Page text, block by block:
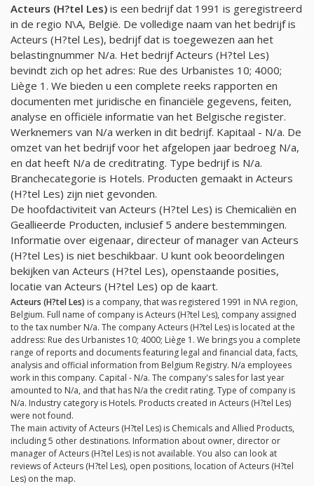
Acteurs (H?tel Les) is een bedrijf dat 1991 is geregistreerd
in de regio N\A, België. De volledige naam van het bedrijf is
Acteurs (H?tel Les), bedrijf dat is toegewezen aan het
belastingnummer N/a. Het bedrijf Acteurs (H?tel Les)
bevindt zich op het adres: Rue des Urbanistes 10; 4000;
Liège 1. We bieden u een complete reeks rapporten en
documenten met juridische en financiële gegevens, feiten,
analyse en officiële informatie van het Belgische register.
Werknemers van N/a werken in dit bedrijf. Kapitaal - N/a. De
omzet van het bedrijf voor het afgelopen jaar bedroeg N/a,
en dat heeft N/a de creditrating. Type bedrijf is N/a.
Branchecategorie is Hotels. Producten gemaakt in Acteurs
(H?tel Les) zijn niet gevonden.
De hoofdactiviteit van Acteurs (H?tel Les) is Chemicaliën en
Geallieerde Producten, inclusief 5 andere bestemmingen.
Informatie over eigenaar, directeur of manager van Acteurs
(H?tel Les) is niet beschikbaar. U kunt ook beoordelingen
bekijken van Acteurs (H?tel Les), openstaande posities,
locatie van Acteurs (H?tel Les) op de kaart.
Acteurs (H?tel Les) is a company, that was registered 1991 in N\A region,
Belgium. Full name of company is Acteurs (H?tel Les), company assigned
to the tax number N/a. The company Acteurs (H?tel Les) is located at the
address: Rue des Urbanistes 10; 4000; Liège 1. We brings you a complete
range of reports and documents featuring legal and financial data, facts,
analysis and official information from Belgium Registry. N/a employees
work in this company. Capital - N/a. The company's sales for last year
amounted to N/a, and that has N/a the credit rating. Type of company is
N/a. Industry category is Hotels. Products created in Acteurs (H?tel Les)
were not found.
The main activity of Acteurs (H?tel Les) is Chemicals and Allied Products,
including 5 other destinations. Information about owner, director or
manager of Acteurs (H?tel Les) is not available. You also can look at
reviews of Acteurs (H?tel Les), open positions, location of Acteurs (H?tel
Les) on the map.